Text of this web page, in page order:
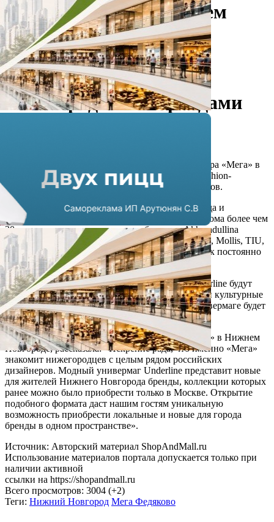
В ТРЦ «Мега» в Нижнем
Новгороде откроется
универмаг Underline с
московскими и
нижегородскими брендами
На первом этаже торгово-развлекательного центра «Мега» в
Нижнем Новгороде появится первое в городе fashion-
пространство Underline площадью 1 тыс кв. метров.
В модном универмаге будут представлены одежда и
аксессуары для всей семьи, а также товары для дома более чем
30 московских и нижегородских брендов: Akhmadullina
Dreams, Imocean, You, Micutti, NEROlab, Scandalis, Mollis, TIU,
LeNes, Asymmetry Jewerly и пр. Количество марок постоянно
растет.
Помимо этого в специальной лаунж-зоне в Underline будут
проходить различные лекции, образовательные и культурные
мероприятиях. Для комфортного шопинга в универмаге будет
оборудован детский уголок.
Анастасия Тимофеева, управляющая ТРЦ «Мега» в Нижнем
Новгороде, рассказала: «Искренне рада, что именно «Мега»
знакомит нижегородцев с целым рядом российских
дизайнеров. Модный универмаг Underline представит новые
для жителей Нижнего Новгорода бренды, коллекции которых
ранее можно было приобрести только в Москве. Открытие
подобного формата даст нашим гостям уникальную
возможность приобрести локальные и новые для города
бренды в одном пространстве».
Источник: Авторский материал ShopAndMall.ru
Использование материалов портала допускается только при
наличии активной
ссылки на https://shopandmall.ru
Всего просмотров: 3004 (+2)
Теги: Нижний Новгород Мега Федяково